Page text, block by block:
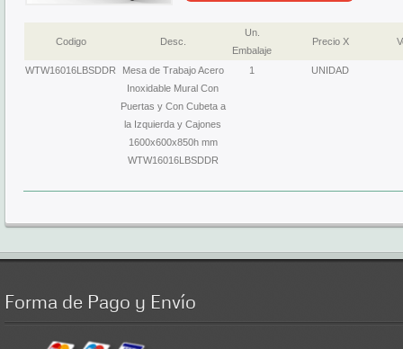
Codigo Desc.
Un.
Embalaje
Precio X
WTW16016LBSDDR
Mesa de Trabajo Acero
Inoxidable Mural Con
Puertas y Con Cubeta a
la Izquierda y Cajones
1600x600x850h mm
WTW16016LBSDDR
1 UNIDAD
Forma de Pago y Envío